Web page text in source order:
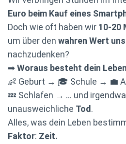
Euro beim Kauf eines
Doch wie oft haben wir 10-20
um über den wahren Wert
nachzudenken?
➡Woraus besteht dein
👶 Geburt → 🎓 Schule → 💼
💤 Schlafen → … und
unausweichliche Tod.
Alles, was dein Leben
Faktor: Zeit.